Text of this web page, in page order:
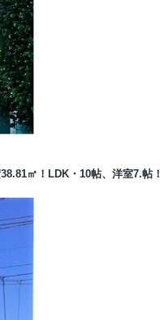
㎡！LDK・10帖、洋室7.帖！